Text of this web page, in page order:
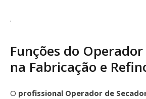
.
Funções do
na Fabricação e
O profissional Operador de